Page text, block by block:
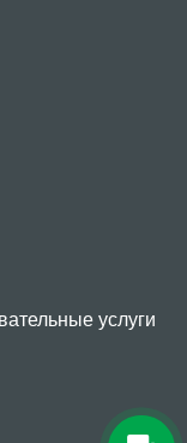
услуги